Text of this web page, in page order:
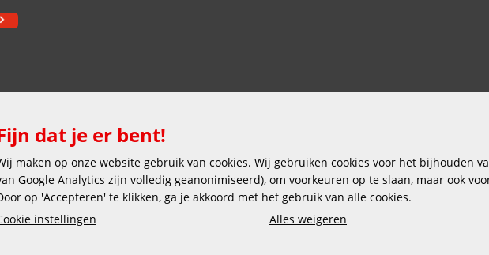
Veilig en gemakkelijk betalen
dat je er bent!
maken op onze website gebruik van cookies. Wij gebruiken cookies voor het bijhouden
Google Analytics zijn volledig geanonimiseerd), om voorkeuren op te slaan, maar ook
op 'Accepteren' te klikken, ga je akkoord met het gebruik van alle cookies.
instellingen
Alles weigeren